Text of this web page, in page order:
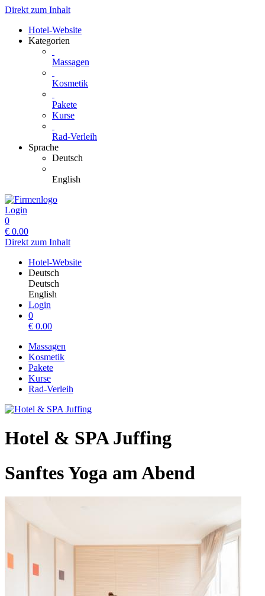
Direkt zum Inhalt
Hotel-Website
Kategorien
Massagen
Kosmetik
Pakete
Kurse
Rad-Verleih
Sprache
Deutsch
English
Login
0
€ 0.00
Direkt zum Inhalt
Hotel-Website
Deutsch
Deutsch
English
Login
0
€ 0.00
Massagen
Kosmetik
Pakete
Kurse
Rad-Verleih
Hotel & SPA Juffing
Sanftes Yoga am Abend